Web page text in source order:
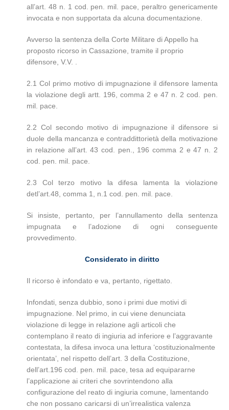
all’art. 48 n. 1 cod. pen. mil. pace, peraltro genericamente
invocata e non supportata da alcuna documentazione.
Avverso la sentenza della Corte Militare di Appello ha
proposto ricorso in Cassazione, tramite il proprio
difensore, V.V. .
2.1 Col primo motivo di impugnazione il difensore lamenta
la violazione degli artt. 196, comma 2 e 47 n. 2 cod. pen.
mil. pace.
2.2 Col secondo motivo di impugnazione il difensore si
duole della mancanza e contraddittorietà della motivazione
in relazione all’art. 43 cod. pen., 196 comma 2 e 47 n. 2
cod. pen. mil. pace.
2.3 Col terzo motivo la difesa lamenta la violazione
detl’art.48, comma 1, n.1 cod. pen. mil. pace.
Si insiste, pertanto, per l’annullamento della sentenza
impugnata e l’adozione di ogni conseguente
provvedimento.
Considerato in diritto
Il ricorso è infondato e va, pertanto, rigettato.
Infondati, senza dubbio, sono i primi due motivi di
impugnazione. Nel primo, in cui viene denunciata
violazione di legge in relazione agli articoli che
contemplano il reato di ingiuria ad inferiore e l’aggravante
contestata, la difesa invoca una lettura ‘costituzionalmente
orientata’, nel rispetto dell’art. 3 della Costituzione,
dell’art.196 cod. pen. mil. pace, tesa ad equipararne
l’applicazione ai criteri che sovrintendono alla
configurazione del reato di ingiuria comune, lamentando
che non possano caricarsi di un’irrealistica valenza